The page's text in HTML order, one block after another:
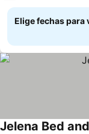
Elige fechas para
Jelena Bed